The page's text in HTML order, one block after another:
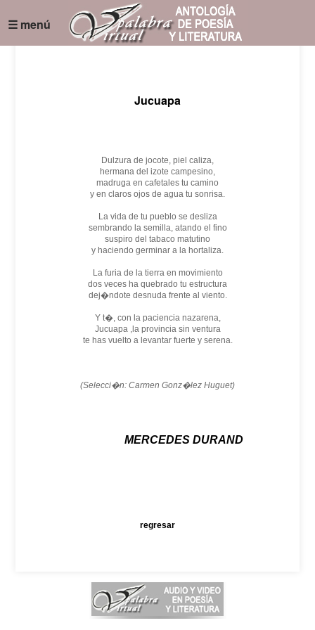
☰ menú
Jucuapa
Dulzura de jocote, piel caliza,
hermana del izote campesino,
madruga en cafetales tu camino
y en claros ojos de agua tu sonrisa.
La vida de tu pueblo se desliza
sembrando la semilla, atando el fino
suspiro del tabaco matutino
y haciendo germinar a la hortaliza.
La furia de la tierra en movimiento
dos veces ha quebrado tu estructura
dej�ndote desnuda frente al viento.
Y t�, con la paciencia nazarena,
Jucuapa ,la provincia sin ventura
te has vuelto a levantar fuerte y serena.
(Selecci�n: Carmen Gonz�lez Huguet)
MERCEDES DURAND
regresar